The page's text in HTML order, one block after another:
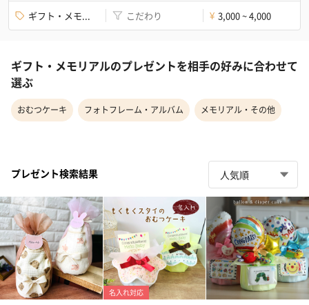
ギフト・メモ... こだわり ¥ 3,000 ~ 4,000
ギフト・メモリアルのプレゼントを相手の好みに合わせて
選ぶ
おむつケーキ フォトフレーム・アルバム メモリアル・その他
プレゼント検索結果